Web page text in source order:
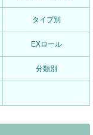
タイプ別
EXロール
分類別